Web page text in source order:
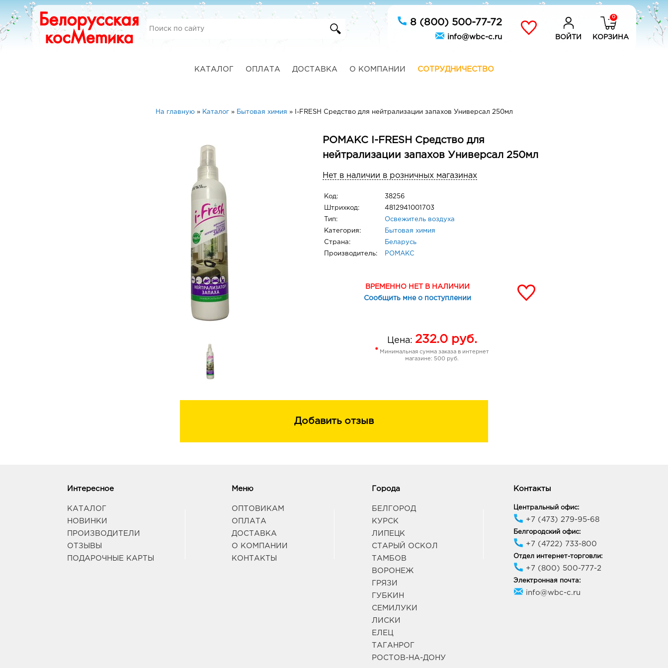
8 (800) 500-77-72
info@wbc-c.ru ВОЙТИ
0
КОРЗИНА
КАТАЛОГ ОПЛАТА ДОСТАВКА О КОМПАНИИ СОТРУДНИЧЕСТВО
На главную» Каталог» Бытовая химия » I-FRESH Средство для нейтрализации запахов Универсал 250мл
РОМАКС I-FRESH Средство для
нейтрализации запахов Универсал 250мл
Нет в наличии в розничных магазинах
Код: 38256
Штрихкод: 4812941001703
Тип: Освежитель воздуха
Категория: Бытовая химия
Страна: Беларусь
Производитель: РОМАКС
ВРЕМЕННО НЕТ В НАЛИЧИИ
Сообщить мне о поступлении
Цена: 232.0руб.
* Минимальная сумма заказа в интернет
магазине: 500 руб.
Добавить отзыв
Интересное
КАТАЛОГ
НОВИНКИ
ПРОИЗВОДИТЕЛИ
ОТЗЫВЫ
ПОДАРОЧНЫЕ КАРТЫ
Меню
ОПТОВИКАМ
ОПЛАТА
ДОСТАВКА
О КОМПАНИИ
КОНТАКТЫ
Города
БЕЛГОРОД
КУРСК
ЛИПЕЦК
СТАРЫЙ ОСКОЛ
ТАМБОВ
ВОРОНЕЖ
ГРЯЗИ
ГУБКИН
СЕМИЛУКИ
ЛИСКИ
ЕЛЕЦ
ТАГАНРОГ
РОСТОВ-НА-ДОНУ
Контакты
Центральный офис:
+7 (473) 279-95-68
Белгородский офис:
+7 (4722) 733-800
Отдел интернет-торговли:
+7 (800) 500-777-2
Электронная почта:
info@wbc-c.ru